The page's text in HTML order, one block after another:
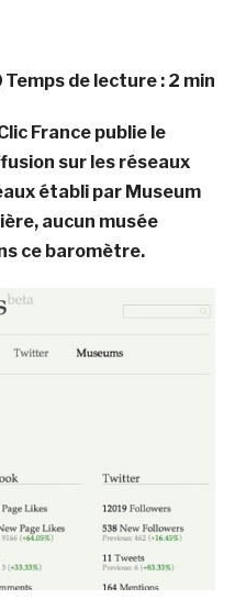
Temps de lecture : 2 min
France publie le
sur les réseaux
établi par Museum
aucun musée
ce baromètre.